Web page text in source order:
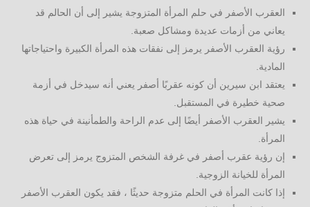
العقرب الأصفر في حلم المرأة المتزوجة يشير إلى أن الحالم قد
يعاني من أزمات عديدة ومشاكل صعبة.
رؤية العقرب الأصفر يرمز إلى نفقات هذه المرأة الكبيرة واحتياجاتها
المادية.
يعتقد ابن سيرين أن كونه عقربًا أصفر يعني أنه سيدخل في أزمة
صحية خطيرة في المستقبل.
يشير العقرب الأصفر أيضًا إلى عدم الراحة والطمأنينة في حياة هذه
المرأة.
إن رؤية عقرب أصفر في غرفة الشخص المتزوج يرمز إلى تعرض
المرأة للخيانة الزوجية.
إذا كانت المرأة في الحلم متزوجة حديثًا ، فقد يكون العقرب الأصفر